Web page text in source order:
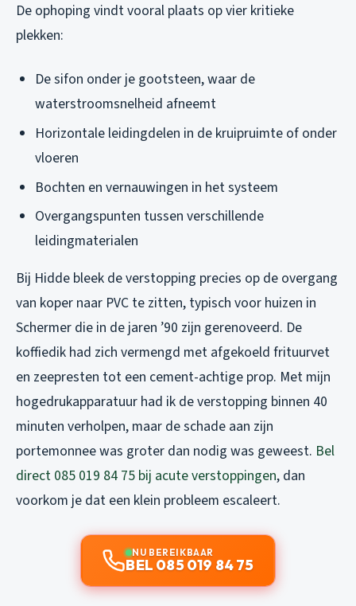
De ophoping vindt vooral plaats op vier kritieke
plekken:
De sifon onder je gootsteen, waar de
waterstroomsnelheid afneemt
Horizontale leidingdelen in de kruipruimte of onder
vloeren
Bochten en vernauwingen in het systeem
Overgangspunten tussen verschillende
leidingmaterialen
Bij Hidde bleek de verstopping precies op de overgang
van koper naar PVC te zitten, typisch voor huizen in
Schermer die in de jaren ’90 zijn gerenoveerd. De
koffiedik had zich vermengd met afgekoeld frituurvet
en zeepresten tot een cement-achtige prop. Met mijn
hogedrukapparatuur had ik de verstopping binnen 40
minuten verholpen, maar de schade aan zijn
portemonnee was groter dan nodig was geweest. Bel
direct 085 019 84 75 bij acute verstoppingen, dan
voorkom je dat een klein probleem escaleert.
NU BEREIKBAAR
BEL 085 019 84 75